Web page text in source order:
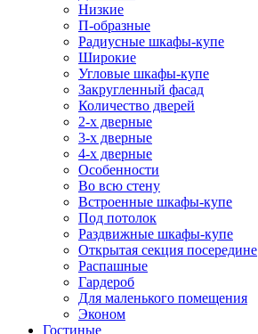
Низкие
П-образные
Радиусные шкафы-купе
Широкие
Угловые шкафы-купе
Закругленный фасад
Количество дверей
2-х дверные
3-х дверные
4-х дверные
Особенности
Во всю стену
Встроенные шкафы-купе
Под потолок
Раздвижные шкафы-купе
Открытая секция посередине
Распашные
Гардероб
Для маленького помещения
Эконом
Гостиные